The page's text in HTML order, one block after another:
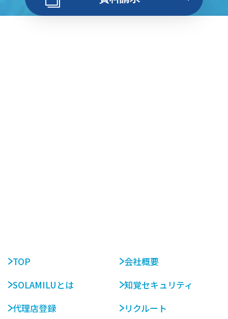
TOP
会社概要
SOLAMILUとは
知覚セキュリティ
代理店登録
リクルート